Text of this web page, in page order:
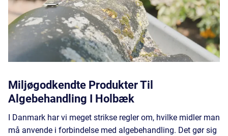
Miljøgodkendte Produkter Til
Algebehandling I Holbæk
I Danmark har vi meget strikse regler om, hvilke midler man
må anvende i forbindelse med algebehandling. Det gør sig